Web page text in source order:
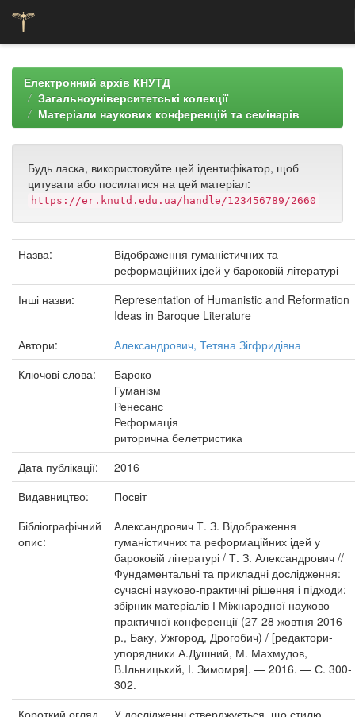
navigationЕлектронний архів КНУТД
Загальноуніверситетські колекції
Матеріали наукових конференцій та семінарів
Будь ласка, використовуйте цей ідентифікатор, щоб
цитувати або посилатися на цей матеріал:
https://er.knutd.edu.ua/handle/123456789/2660
Назва:
Відображення гуманістичних та
реформаційних ідей у бароковій літературі
Інші назви:
Representation of Humanistic and Reformation
Ideas in Baroque Literature
Автори:
Александрович, Тетяна Зігфридівна
Ключові слова:
Бароко
Гуманізм
Ренесанс
Реформація
риторична белетристика
Дата публікації:
2016
Видавництво:
Посвіт
Бібліографічний
опис:
Александрович Т. З. Відображення
гуманістичних та реформаційних ідей у
бароковій літературі / Т. З. Александрович //
Фундаментальні та прикладні дослідження:
сучасні науково-практичні рішення і підходи:
збірник матеріалів І Міжнародної науково-
практичної конференції (27-28 жовтня 2016
р., Баку, Ужгород, Дрогобич) / [редактори-
упорядники А.Душний, М. Махмудов,
В.Ільницький, І. Зимомря]. — 2016. — С. 300-
302.
Короткий огляд
У дослідженні стверджується, що стилю